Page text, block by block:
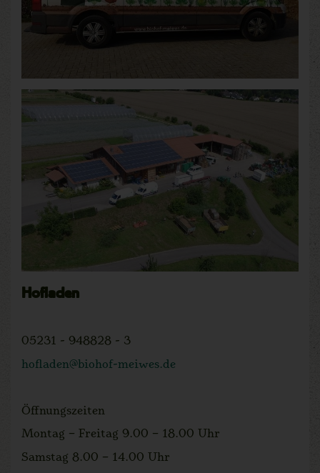
Hofladen
05231 - 948828 - 3
hofladen@biohof-meiwes.de
Öffnungszeiten
Montag – Freitag 9.00 – 18.00 Uhr
Samstag 8.00 – 14.00 Uhr